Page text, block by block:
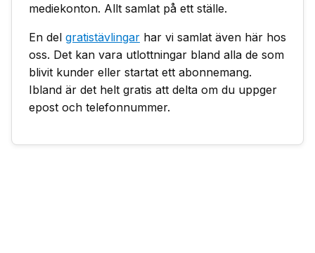
mediekonton. Allt samlat på ett ställe.
En del gratistävlingar har vi samlat även här hos
oss. Det kan vara utlottningar bland alla de som
blivit kunder eller startat ett abonnemang.
Ibland är det helt gratis att delta om du uppger
epost och telefonnummer.